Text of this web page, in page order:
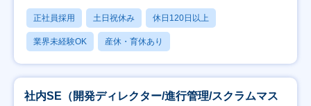
正社員採用 土日祝休み 休日120日以上
業界未経験OK 産休・育休あり
社内SE（開発ディレクター/進行管理/スクラムマス